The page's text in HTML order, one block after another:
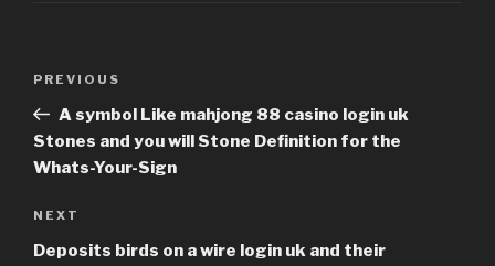
Previous
Post
PREVIOUS
A symbol Like mahjong 88 casino login uk
Stones and you will Stone Definition for the
Whats-Your-Sign
Next
Post
NEXT
Deposits birds on a wire login uk and their